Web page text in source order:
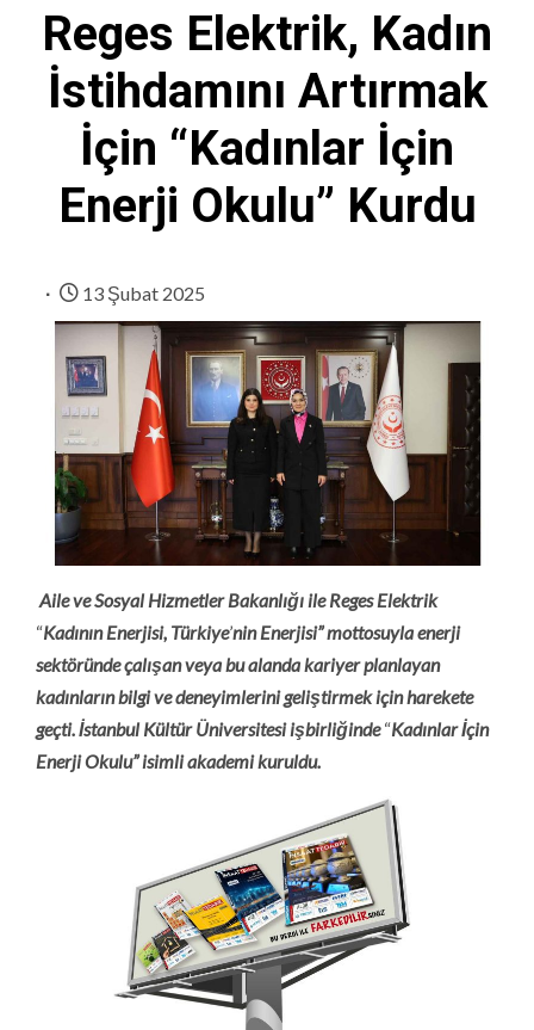
Reges Elektrik, Kadın
İstihdamını Artırmak
İçin “Kadınlar İçin
Enerji Okulu” Kurdu
13 Şubat 2025
Aile ve Sosyal Hizmetler Bakanlığı ile Reges Elektrik
“Kadının Enerjisi, Türkiye’nin Enerjisi” mottosuyla enerji
sektöründe çalışan veya bu alanda kariyer planlayan
kadınların bilgi ve deneyimlerini geliştirmek için harekete
geçti.İstanbul KültürÜniversitesi işbirliğinde“Kadınlar İçin
Enerji Okulu” isimli akademi kuruldu.